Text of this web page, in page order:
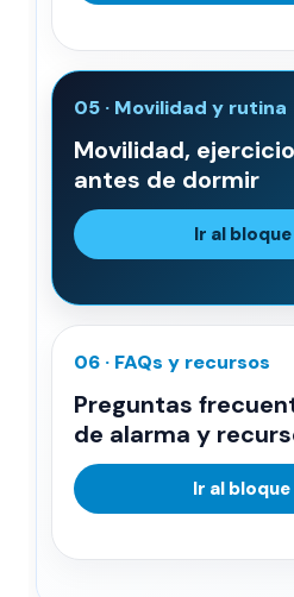
05 · Movilidad y rutina
Movilidad,
antes de dormir
Ir al
06 · FAQs y recursos
Preguntas
de alarma y
Ir al